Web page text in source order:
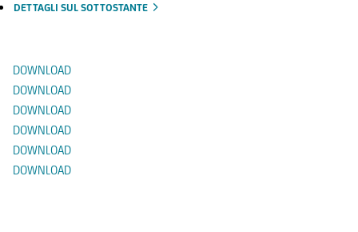
DETTAGLI SUL SOTTOSTANTE
DOWNLOAD
DOWNLOAD
DOWNLOAD
DOWNLOAD
DOWNLOAD
DOWNLOAD